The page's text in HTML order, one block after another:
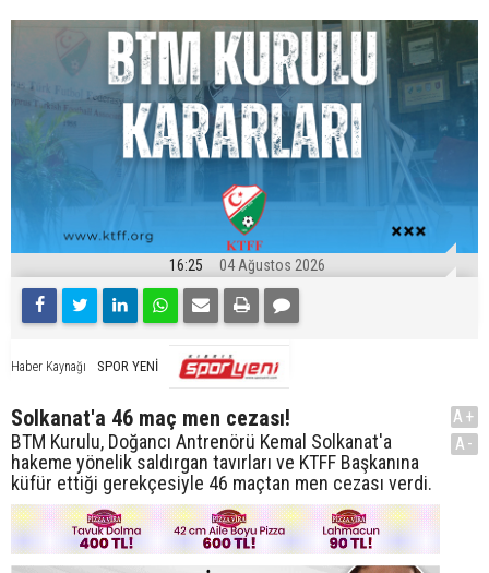
16:25 04 Ağustos 2026
Haber Kaynağı SPOR YENİ
Solkanat'a 46 maç men cezası!
BTM Kurulu, Doğancı Antrenörü Kemal Solkanat'a
hakeme yönelik saldırgan tavırları ve KTFF Başkanına
küfür ettiği gerekçesiyle 46 maçtan men cezası verdi.
A+
A-